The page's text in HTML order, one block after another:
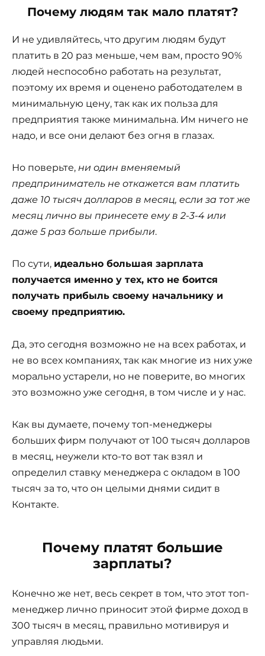
Почему людям так мало платят?
И не удивляйтесь, что другим людям будут
платить в 20 раз меньше, чем вам, просто 90%
людей неспособно работать на результат,
поэтому их время и оценено работодателем в
минимальную цену, так как их польза для
предприятия также минимальна. Им ничего не
надо, и все они делают без огня в глазах.
Но поверьте, ни один вменяемый
предприниматель не откажется вам платить
даже 10 тысяч долларов в месяц, если за тот же
месяц лично вы принесете ему в 2-3-4 или
даже 5 раз больше прибыли.
По сути, идеально большая зарплата
получается именно у тех, кто не боится
получать прибыль своему начальнику и
своему предприятию.
Да, это сегодня возможно не на всех работах, и
не во всех компаниях, так как многие из них уже
морально устарели, но не поверите, во многих
это возможно уже сегодня, в том числе и у нас.
Как вы думаете, почему топ-менеджеры
больших фирм получают от 100 тысяч долларов
в месяц, неужели кто-то вот так взял и
определил ставку менеджера с окладом в 100
тысяч за то, что он целыми днями сидит в
Контакте.
Почему платят большие
зарплаты?
Конечно же нет, весь секрет в том, что этот топ-
менеджер лично приносит этой фирме доход в
300 тысяч в месяц, правильно мотивируя и
управляя людьми.